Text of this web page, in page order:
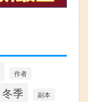
作者
冬季 副本